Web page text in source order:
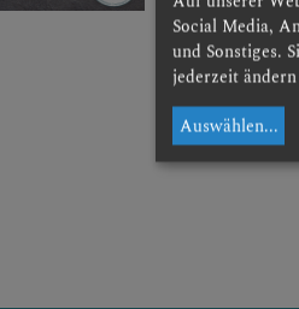
Social Media,
und Sonstiges.
jederzeit
Auswählen...